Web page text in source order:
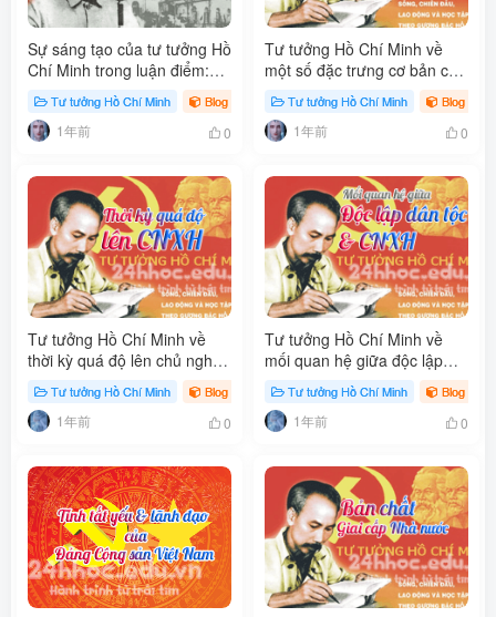
Sự sáng tạo của tư tưởng Hồ
Chí Minh trong luận điểm:
“Cách mạng giải phóng dân
tộc cần được tiến hành chủ
động, sáng tạo và có khả
cách mạng vô sản ở chính
quốc”
Tư tưởng Hồ Chí Minh Blog # Cách mạng giải phóng dân tộc
1年前 0
Tư tưởng Hồ Chí Minh về
một số đặc trưng cơ bản của
chủ nghĩa xã hội
Tư tưởng Hồ Chí Minh Blog
1年前 0
Tư tưởng Hồ Chí Minh về
thời kỳ quá độ lên chủ nghĩa
xã hội ở Việt Nam
Tư tưởng Hồ Chí Minh Blog
1年前 0
Tư tưởng Hồ Chí Minh về
mối quan hệ giữa độc lập
dân tộc và chủ nghĩa xã hội
Tư tưởng Hồ Chí Minh Blog
1年前 0